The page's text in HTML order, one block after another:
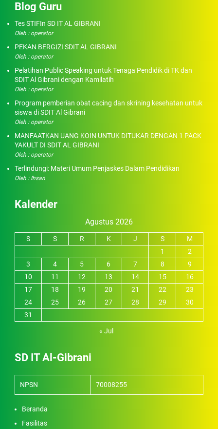
Blog Guru
Tes STIFIn SD IT AL GIBRANI
Oleh : operator
PEKAN BERGIZI SDIT AL GIBRANI
Oleh : operator
Pelatihan Public Speaking untuk Tenaga Pendidik di TK dan
SDIT Al Gibrani dengan Kamilatih
Oleh : operator
Program pemberian obat cacing dan skrining kesehatan untuk
siswa di SDIT Al Gibrani
Oleh : operator
MANFAATKAN UANG KOIN UNTUK DITUKAR DENGAN 1 PACK
YAKULT DI SDIT AL GIBRANI
Oleh : operator
Terlindungi: Materi Umum Penjaskes Dalam Pendidikan
Oleh : Ihsan
Kalender
Agustus 2026
S S R K J S
M
1
2
3
4 5 6 7 8
9
10
11 12 13 14 15
16
17
18 19 20 21 22
23
24
25 26 27 28 29
30
31
« Jul
SD IT Al-Gibrani
NPSN 70008255
Beranda
Fasilitas